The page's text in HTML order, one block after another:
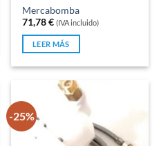
Valorado
con
0
de
5
Mercabomba
71,78€ (IVA incluido)
LEER MÁS
-25%